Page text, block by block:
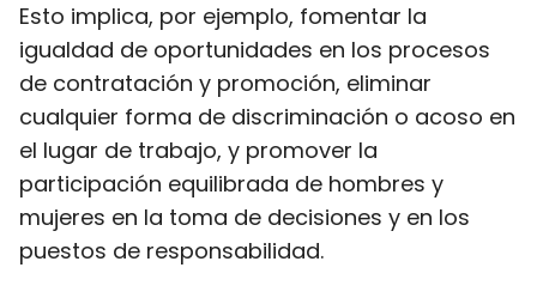
Esto implica, por ejemplo, fomentar la
igualdad de oportunidades en los procesos
de contratación y promoción, eliminar
cualquier forma de discriminación o acoso en
el lugar de trabajo, y promover la
participación equilibrada de hombres y
mujeres en la toma de decisiones y en los
puestos de responsabilidad.